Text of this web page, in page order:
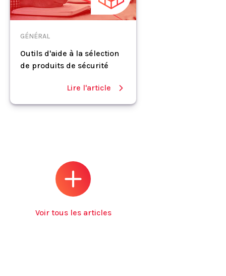
GÉNÉRAL
Outils d'aide à la sélection
de produits de sécurité
Lire l'article
Voir tous les articles